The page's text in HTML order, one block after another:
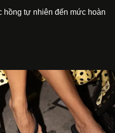
hồng tự nhiên đến mức hoàn